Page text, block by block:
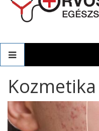
Kozmetika